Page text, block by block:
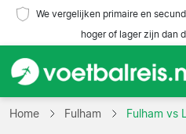
We vergelijken primaire en
hoger of lager zijn dan
Home
Home Fulham Fulham vs